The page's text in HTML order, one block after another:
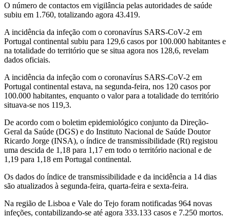
O número de contactos em vigilância pelas autoridades de saúde
subiu em 1.760, totalizando agora 43.419.
A incidência da infeção com o coronavírus SARS-CoV-2 em
Portugal continental subiu para 129,6 casos por 100.000 habitantes e
na totalidade do território que se situa agora nos 128,6, revelam
dados oficiais.
A incidência da infeção com o coronavírus SARS-CoV-2 em
Portugal continental estava, na segunda-feira, nos 120 casos por
100.000 habitantes, enquanto o valor para a totalidade do território
situava-se nos 119,3.
De acordo com o boletim epidemiológico conjunto da Direção-
Geral da Saúde (DGS) e do Instituto Nacional de Saúde Doutor
Ricardo Jorge (INSA), o índice de transmissibilidade (Rt) registou
uma descida de 1,18 para 1,17 em todo o território nacional e de
1,19 para 1,18 em Portugal continental.
Os dados do índice de transmissibilidade e da incidência a 14 dias
são atualizados à segunda-feira, quarta-feira e sexta-feira.
Na região de Lisboa e Vale do Tejo foram notificadas 964 novas
infeções, contabilizando-se até agora 333.133 casos e 7.250 mortos.